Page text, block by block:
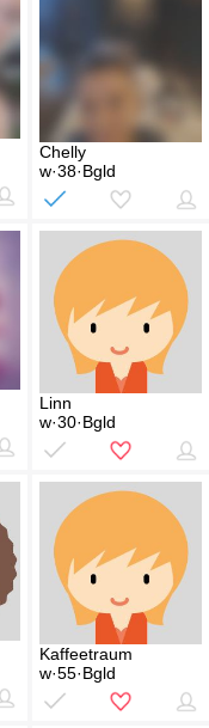
Chelly
w·38·Bgld
Linn
w·30·Bgld
Kaffeetraum
w·55·Bgld